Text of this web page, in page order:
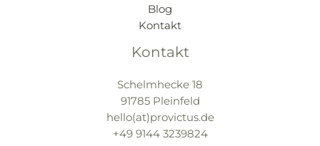
Blog
Kontakt
Kontakt
Schelmhecke 18
91785 Pleinfeld
hello(at)provictus.de
+49 9144 3239824